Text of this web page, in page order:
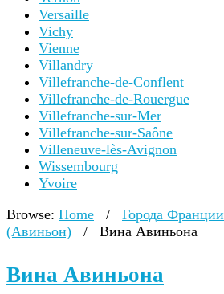
Versaille
Vichy
Vienne
Villandry
Villefranche-de-Conflent
Villefranche-de-Rouergue
Villefranche-sur-Mer
Villefranche-sur-Saône
Villeneuve-lès-Avignon
Wissembourg
Yvoire
Browse: Home / Города Франции
(Авиньон)
/ Вина Авиньона
Вина Авиньона